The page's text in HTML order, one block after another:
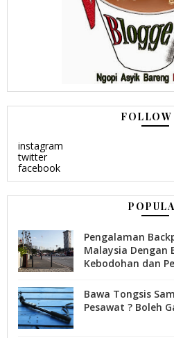
FOLLOW
instagram
twitter
facebook
Pengalaman
Malaysia Dengan
Kebodohan dan
Bawa Tongsis
Pesawat ? Boleh